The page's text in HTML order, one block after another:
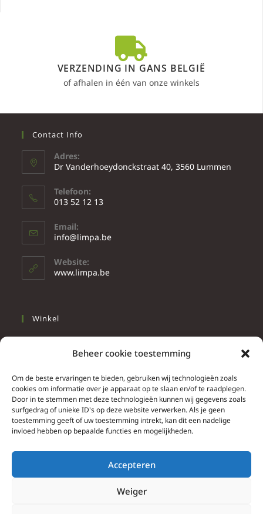
Beheer cookie toestemming
Om de beste ervaringen te bieden, gebruiken wij technologieën zoals
cookies om informatie over je apparaat op te slaan en/of te raadplegen.
Door in te stemmen met deze technologieën kunnen wij gegevens zoals
surfgedrag of unieke ID's op deze website verwerken. Als je geen
toestemming geeft of uw toestemming intrekt, kan dit een nadelige
invloed hebben op bepaalde functies en mogelijkheden.
Accepteren
Weiger
VERZENDING IN GANS BELGIË
of afhalen in één van onze winkels
Contact Info
Adres:
Dr Vanderhoeydonckstraat 40, 3560 Lummen
Telefoon:
013 52 12 13
Email:
info@limpa.be
Website:
www.limpa.be
Winkel
Wonen
Info
Contacteer ons